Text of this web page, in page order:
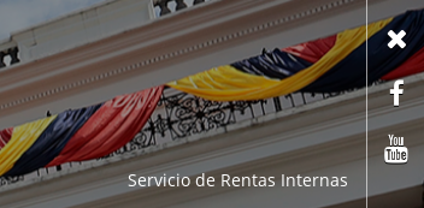
Servicio de Rentas Internas